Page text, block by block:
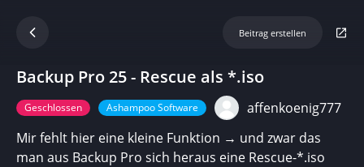
Beitrag erstellen
Backup Pro 25 - Rescue als *.iso
Geschlossen Ashampoo Software
affenkoenig777
Mir fehlt hier eine kleine Funktion → und zwar das
man aus Backup Pro sich heraus eine Rescue-*.iso